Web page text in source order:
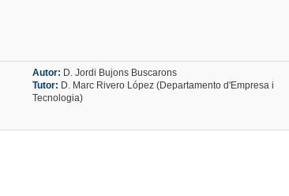
Autor: D. Jordi Bujons Buscarons
Tutor: D. Marc Rivero López (Departamento d'Empresa i
Tecnologia)